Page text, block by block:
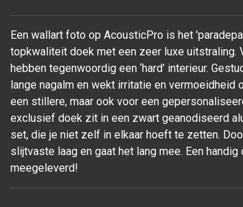
Een wallart foto op AcousticPro is het
topkwaliteit doek met een zeer luxe uitstraling.
hebben tegenwoordig een ‘hard’ interieur.
lange nagalm en wekt irritatie en
een stillere, maar ook voor een
exclusief doek zit in een zwart geanodiseerd
set, die je niet zelf in elkaar hoeft te zetten.
slijtvaste laag en gaat het lang mee. Een
meegeleverd!